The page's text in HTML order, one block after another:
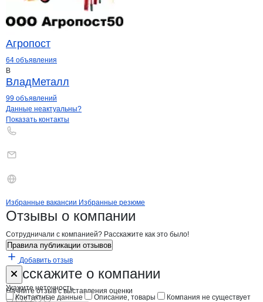
Агропост
64 объявления
В
ВладМеталл
99 объявлений
Контактыкомпании
+7(800)000-00-..
Данные неактуальны?
Показать контакты
Брендыкомпани АЛЬФА-инжиниринг
Вакансии вАЛЬФА-инжиниринг
Избранные вакансии Избранные резюме
Новости oАЛЬФА-инжиниринг, ООО
Отзывы о компании
Сотрудничали с компанией? Расскажите как это было!
Правила публикации отзывов
Добавить отзыв
Расскажите о компании
Начните отзыв с выставления оценки
Форма обратной связи о неточностях
Укажите неточность
Контактные данные
Описание, товары Компания не существует